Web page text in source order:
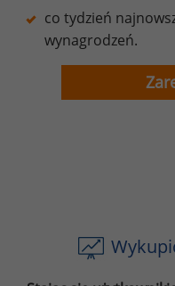
co tydzień
wynagrodzeń.